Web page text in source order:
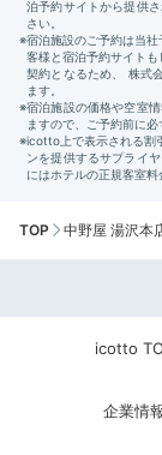
TOP 中野屋 湯沢本
icotto
企業情